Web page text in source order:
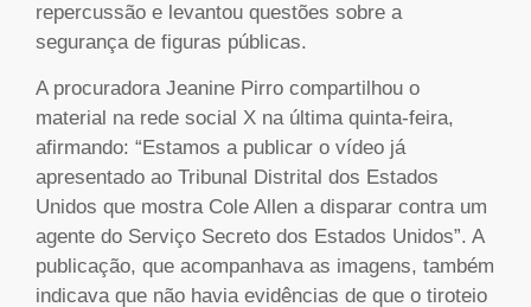
repercussão e levantou questões sobre a
segurança de figuras públicas.
A procuradora Jeanine Pirro compartilhou o
material na rede social X na última quinta-feira,
afirmando: “Estamos a publicar o vídeo já
apresentado ao Tribunal Distrital dos Estados
Unidos que mostra Cole Allen a disparar contra um
agente do Serviço Secreto dos Estados Unidos”. A
publicação, que acompanhava as imagens, também
indicava que não havia evidências de que o tiroteio